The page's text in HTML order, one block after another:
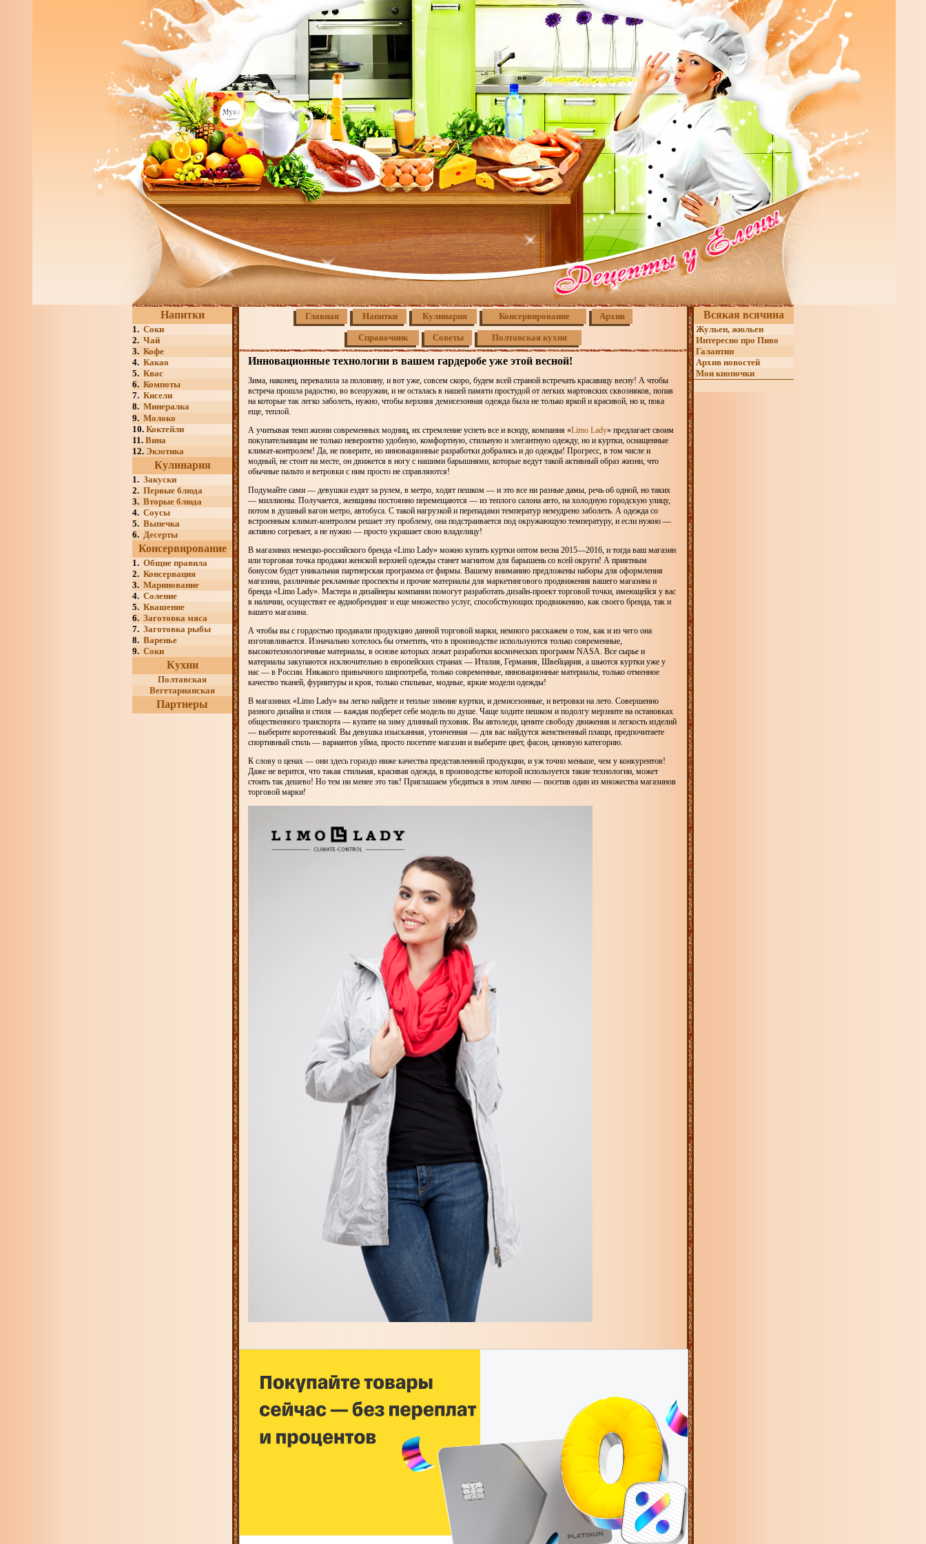
Напитки
1. Соки
2. Чай
3. Кофе
4. Какао
5. Квас
6. Компоты
7. Кисели
8. Минералка
9. Молоко
10. Коктейли
11. Вина
12. Экзотика
Кулинария
1. Закуски
2. Первые блюда
3. Вторые блюда
4. Соусы
5. Выпечка
6. Десерты
Консервирование
1. Общие правила
2. Консервация
3. Маринование
4. Соление
5. Квашение
6. Заготовка мяса
7. Заготовка рыбы
8. Варенье
9. Соки
Кухни
Полтавская
Вегетарианская
Партнеры
Главная Напитки Кулинария Консервирование Архив
Справочник Советы Полтавская кухня
Инновационные технологии в вашем гардеробе уже этой весной!
Зима, наконец, перевалила за половину, и вот уже, совсем скоро, будем всей страной встречать красавицу весну! А чтобы
встреча прошла радостно, во всеоружии, и не осталась в нашей памяти простудой от легких мартовских сквозняков, попав
на которые так легко заболеть, нужно, чтобы верхняя демисезонная одежда была не только яркой и красивой, но и, пока
еще, теплой.
А учитывая темп жизни современных модниц, их стремление успеть все и всюду, компания «Limo Lady» предлагает своим
покупательницам не только невероятно удобную, комфортную, стильную и элегантную одежду, но и куртки, оснащенные
климат-контролем! Да, не поверите, но инновационные разработки добрались и до одежды! Прогресс, в том числе и
модный, не стоит на месте, он движется в ногу с нашими барышнями, которые ведут такой активный образ жизни, что
обычные пальто и ветровки с ним просто не справляются!
Подумайте сами — девушки ездят за рулем, в метро, ходят пешком — и это все ни разные дамы, речь об одной, но таких
— миллионы. Получается, женщины постоянно перемещаются — из теплого салона авто, на холодную городскую улицу,
потом в душный вагон метро, автобуса. С такой нагрузкой и перепадами температур немудрено заболеть. А одежда со
встроенным климат-контролем решает эту проблему, она подстраивается под окружающую температуру, и если нужно —
активно согревает, а не нужно — просто украшает свою владелицу!
В магазинах немецко-российского бренда «Limo Lady» можно купить куртки оптом весна 2015—2016, и тогда ваш магазин
или торговая точка продажи женской верхней одежды станет магнитом для барышень со всей округи! А приятным
бонусом будет уникальная партнерская программа от фирмы. Вашему вниманию предложены наборы для оформления
магазина, различные рекламные проспекты и прочие материалы для маркетингового продвижения вашего магазина и
бренда «Limo Lady». Мастера и дизайнеры компании помогут разработать дизайн-проект торговой точки, имеющейся у вас
в наличии, осуществят ее аудиобрендинг и еще множество услуг, способствующих продвижению, как своего бренда, так и
вашего магазина.
А чтобы вы с гордостью продавали продукцию данной торговой марки, немного расскажем о том, как и из чего она
изготавливается. Изначально хотелось бы отметить, что в производстве используются только современные,
высокотехнологичные материалы, в основе которых лежат разработки космических программ NASA. Все сырье и
материалы закупаются исключительно в европейских странах — Италия, Германия, Швейцария, а шьются куртки уже у
нас — в России. Никакого привычного ширпотреба, только современные, инновационные материалы, только отменное
качество тканей, фурнитуры и кроя, только стильные, модные, яркие модели одежды!
В магазинах «Limo Lady» вы легко найдете и теплые зимние куртки, и демисезонные, и ветровки на лето. Совершенно
разного дизайна и стиля — каждая подберет себе модель по душе. Чаще ходите пешком и подолгу мерзните на остановках
общественного транспорта — купите на зиму длинный пуховик. Вы автоледи, цените свободу движения и легкость изделий
— выберите коротенький. Вы девушка изысканная, утонченная — для вас найдутся женственный плащи, предпочитаете
спортивный стиль — вариантов уйма, просто посетите магазин и выберите цвет, фасон, ценовую категорию.
К слову о ценах — они здесь гораздо ниже качества представленной продукции, и уж точно меньше, чем у конкурентов!
Даже не верится, что такая стильная, красивая одежда, в производстве которой используется такие технологии, может
стоить так дешево! Но тем ни менее это так! Приглашаем убедиться в этом лично — посетив один из множества магазинов
торговой марки!
Всякая всячина
Жульен, жюльен
Интересно про Пиво
Галантин
Архив новостей
Мои кнопочки